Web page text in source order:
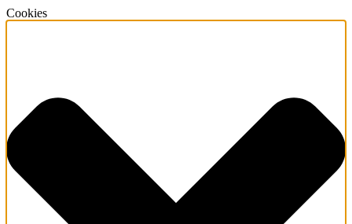
Cookies